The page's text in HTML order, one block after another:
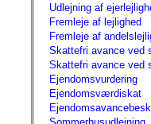
Udlejning af
Fremleje af lejlighed
Fremleje af
Skattefri avance ved
Skattefri avance ved
Ejendomsvurdering
Ejendomsværdiskat